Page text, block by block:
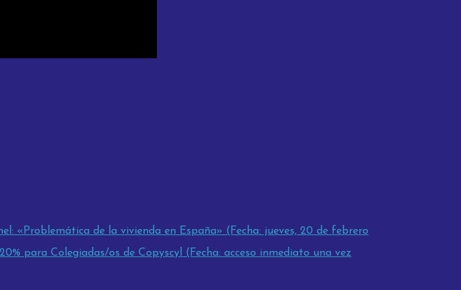
«Problemática de la vivienda en España» (Fecha: jueves, 20 de febrero
para Colegiadas/os de Copyscyl (Fecha: acceso inmediato una vez